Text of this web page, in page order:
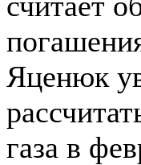
Яценюк
газа в